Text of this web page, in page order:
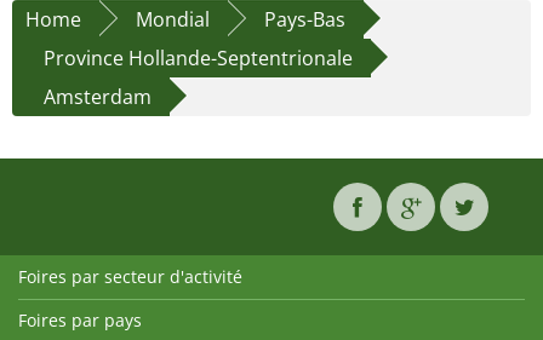
Home Mondial
Pays-Bas
Province Hollande-Septentrionale
Amsterdam
Foires par secteur d'activité
Foires par pays